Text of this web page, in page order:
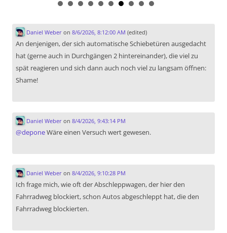
Daniel Weberon 8/6/2026, 8:12:00 AM (edited)
An denjenigen, der sich automatische Schiebetüren ausgedacht
hat (gerne auch in Durchgängen 2 hintereinander), die viel zu
spät reagieren und sich dann auch noch viel zu langsam öffnen:
Shame!
Daniel Weberon 8/4/2026, 9:43:14 PM
@deponeWäre einen Versuch wert gewesen.
Daniel Weberon 8/4/2026, 9:10:28 PM
Ich frage mich, wie oft der Abschleppwagen, der hier den
Fahrradweg blockiert, schon Autos abgeschleppt hat, die den
Fahrradweg blockierten.